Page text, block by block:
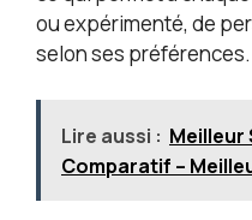
ou expérimenté, de
selon ses préférences.
Lire aussi : Meilleur
Comparatif –